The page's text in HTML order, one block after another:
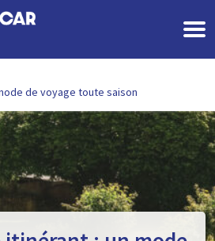
de voyage toute saison